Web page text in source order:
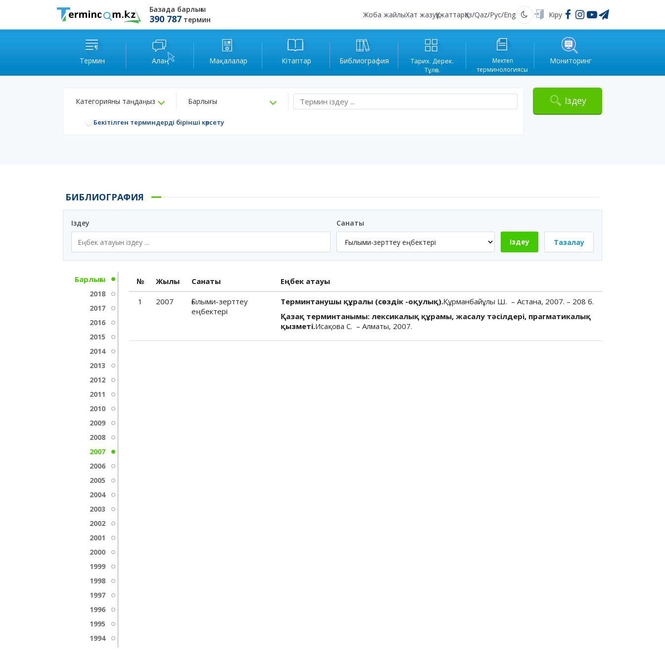
Базада барлығы
390 787 термин
Жоба жайлыХат жазуҚұжаттарҚаз/Qaz/Рус/Eng Қараңғы Кіру
Термин Алаң Мақалалар Кітаптар Библиография
Тарих. Дерек.
Тұлға.
Мектеп
терминологиясы
Мониторинг
Категорияны таңдаңыз Барлығы
Бекітілген терминдерді бірінші көрсету
Іздеу
БИБЛИОГРАФИЯ
Іздеу
Санаты
Іздеу
Тазалау
Барлығы
2018
2017
2016
2015
2014
2013
2012
2011
2010
2009
2008
2007
2006
2005
2004
2003
2002
2001
2000
1999
1998
1997
1996
1995
1994
№ Жылы Санаты Еңбек атауы
1 2007
Ғылыми-зерттеу
еңбектері
Терминтанушы құралы (сөздік -оқулық).Құрманбайұлы Ш. – Астана, 2007. – 208 б.
Қазақ терминтанымы: лексикалық құрамы, жасалу тәсілдері, прагматикалық
қызметі.Исақова С. – Алматы, 2007.